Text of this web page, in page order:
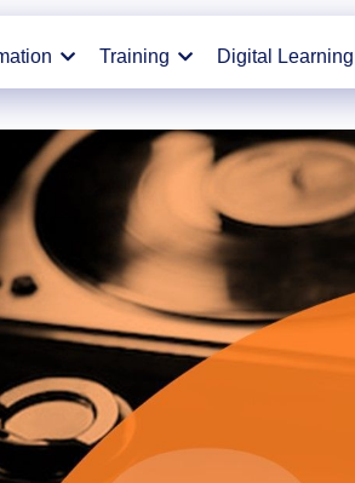
Training Digital Learning